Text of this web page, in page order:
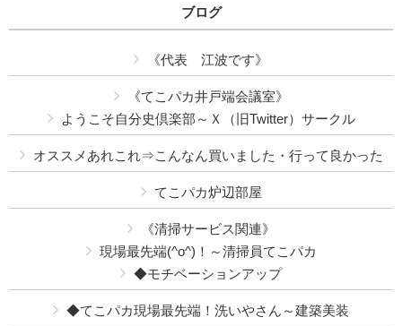
ブログ
《代表 江波です》
《てこパカ井戸端会議室》
ようこそ自分史倶楽部～Ｘ（旧Twitter）サークル
オススメあれこれ⇒こんなん買いました・行って良かった
てこパカ炉辺部屋
《清掃サービス関連》
現場最先端(^o^)！～清掃員てこパカ
◆モチベーションアップ
◆てこパカ現場最先端！洗いやさん～建築美装